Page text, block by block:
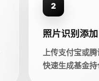
2
照片识别添加
上传支付宝或
快速生成基金持